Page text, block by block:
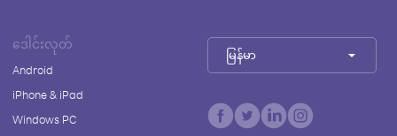
ဒေါင်းလုတ်
Android
iPhone & iPad
Windows PC
မြန်မာ